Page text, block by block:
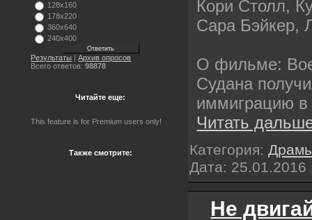
128x160
178x220
360x640
240x400
Результаты |Архив опросов
Всего ответов:98878
Читайте еще:
This feature is for Premium users only!
Также смотрите:
Кори Столл,
Сара Бэйкер,
О фильме:
Судана
иммиграцию
Читать
Категория:
Дата: 25.01.2016
Не